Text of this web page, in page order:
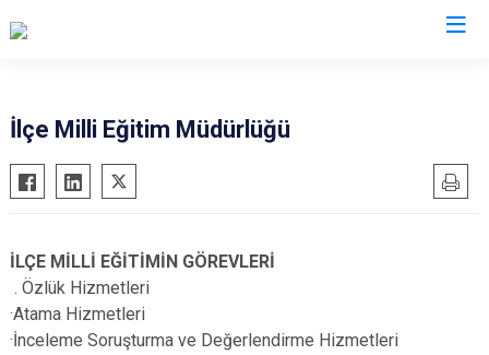
Ayancık
Boyabat
Durağan
Erfelek
Gerze
İlçe Milli Eğitim Müdürlüğü
İLÇE MİLLİ EĞİTİMİN GÖREVLERİ
. Özlük Hizmetleri
·Atama Hizmetleri
·İnceleme Soruşturma ve Değerlendirme Hizmetleri